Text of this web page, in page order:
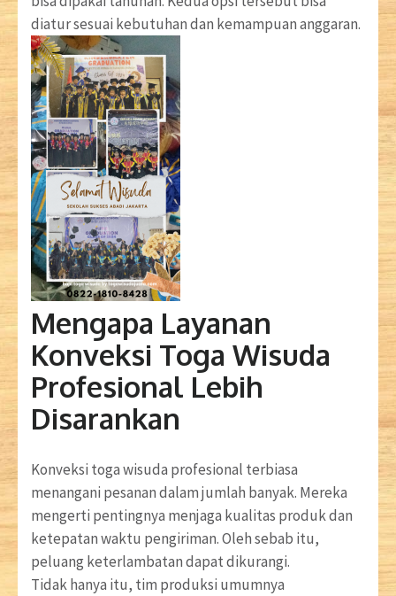
diatur sesuai kebutuhan dan kemampuan anggaran.
Mengapa Layanan
Konveksi Toga Wisuda
Profesional Lebih
Disarankan
Konveksi toga wisuda profesional terbiasa
menangani pesanan dalam jumlah banyak. Mereka
mengerti pentingnya menjaga kualitas produk dan
ketepatan waktu pengiriman. Oleh sebab itu,
peluang keterlambatan dapat dikurangi.
Tidak hanya itu, tim produksi umumnya